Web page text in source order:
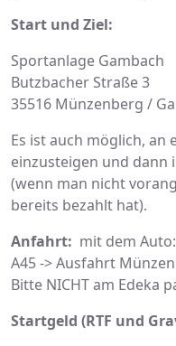
Start und Ziel:
Sportanlage Gambach
Butzbacher Straße 3
35516 Münzenberg /
Es ist auch möglich, an
einzusteigen und dann
(wenn man nicht
bereits bezahlt hat).
Anfahrt: mit dem
A45 -> Ausfahrt
Bitte NICHT am Edeka
Startgeld (RTF und